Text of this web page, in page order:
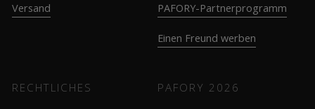
Versand PAFORY-Partnerprogramm
Einen Freund werben
RECHTLICHES PAFORY 2026